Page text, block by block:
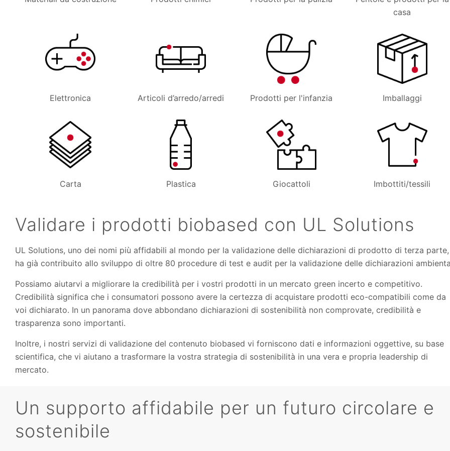
casa
Elettronica Articoli d’arredo/arredi Prodotti per l'infanzia Imballaggi
Carta Plastica Giocattoli Imbottiti/tessili
Validare i prodotti biobased con UL Solutions
UL Solutions, uno dei nomi più affidabili al mondo per la validazione delle dichiarazioni di prodotto di terza parte,
ha già contribuito allo sviluppo di oltre 80 procedure di test e audit per la validazione delle dichiarazioni
Possiamo aiutarvi a migliorare la credibilità per i vostri prodotti in un mercato green incerto e competitivo.
Credibilità significa che i consumatori possono avere la certezza di acquistare prodotti eco-compatibili come da
voi dichiarato. In un panorama dove abbondano dichiarazioni di sostenibilità non comprovate, credibilità e
trasparenza sono importanti.
Inoltre, i nostri servizi di validazione del contenuto biobased vi forniscono dati e informazioni oggettive, su base
scientifica, che vi aiutano a trasformare la vostra strategia di sostenibilità in una vera e propria leadership di
mercato.
Un supporto affidabile per un futuro circolare e
sostenibile